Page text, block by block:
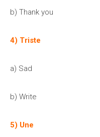
b) Thank you
4) Triste
a) Sad
b) Write
5) Une